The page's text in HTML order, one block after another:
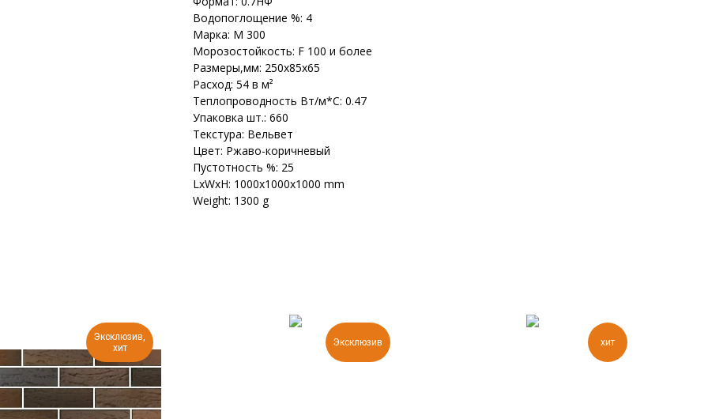
Водопоглощение %: 4
Марка: М 300
Морозостойкость: F 100 и более
Размеры,мм: 250х85х65
Расход: 54 в м²
Теплопроводность Вт/м*С: 0.47
Упаковка шт.: 660
Текстура: Вельвет
Цвет: Ржаво-коричневый
Пустотность %: 25
LxWxH: 1000x1000x1000 mm
Weight: 1300 g
Эксклюзив,
хит
Эксклюзив хит